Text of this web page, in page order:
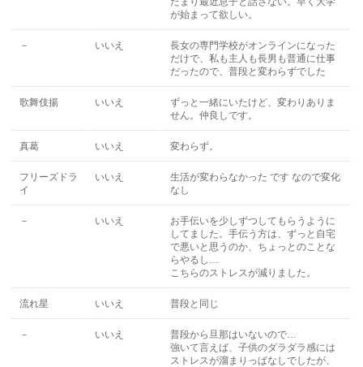
が始まって欲しい。
－ いいえ
長女の専門学校がオンラインになった
だけで、私も主人も長男も普通に仕事
だったので、普段と変わらずでした
歌舞伎揚 いいえ
ずっと一緒にいたけど、変わりありま
せん。仲良しです。
真葛 いいえ 変わらず。
フリーズドラ
イ
いいえ
生活が変わらなかった です なので変化
なし
－ いいえ
お手伝いを少しずつしてもらうように
してました。手伝う方は、ずっと自宅
で悪いと思うのか、ちょっとのことな
らやるし…
こちらのストレスが減りました。
流れ星 いいえ 普段と同じ
－ いいえ
普段から旦那はいないので…
強いて言えば、子供のダラダラ感には
ストレスが溜まりっぱなしでしたが、